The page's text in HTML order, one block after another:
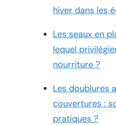
hiver dans les
Les seaux en
lequel
nourriture ?
Les doublures
couvertures :
pratiques ?